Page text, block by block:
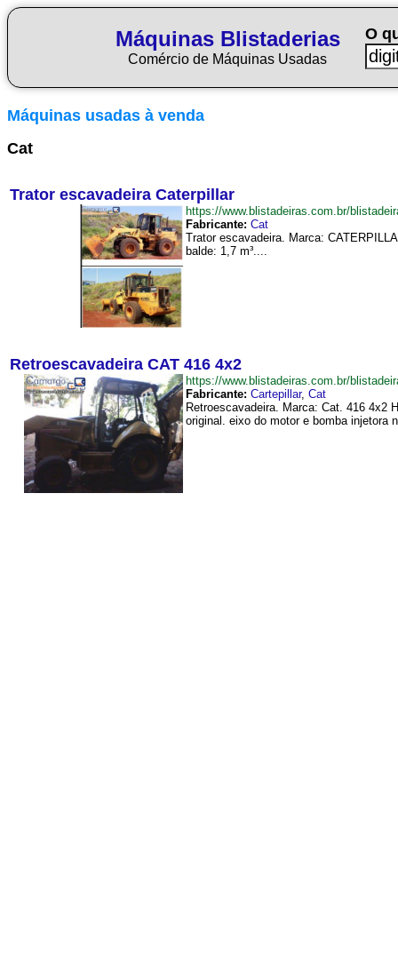
Máquinas Blistaderias
Comércio de Máquinas Usadas
O
Máquinas usadas à venda
Cat
Trator escavadeira Caterpillar
https://www.blistadeiras.com.br/
Fabricante: Cat
Trator escavadeira. Marca:
balde: 1,7 m³....
Retroescavadeira CAT 416 4x2
https://www.blistadeiras.com.br/
Fabricante: Cartepillar, Cat
Retroescavadeira. Marca: Cat. 416 4x2
original. eixo do motor e bomba injetora